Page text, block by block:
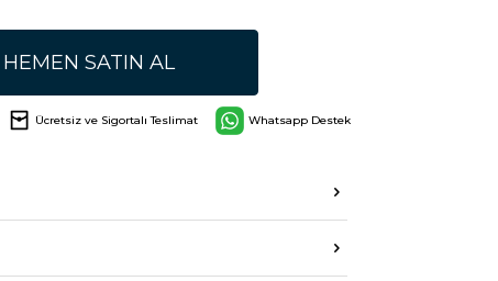
HEMEN SATIN AL
Ücretsiz ve Sigortalı Teslimat Whatsapp Destek